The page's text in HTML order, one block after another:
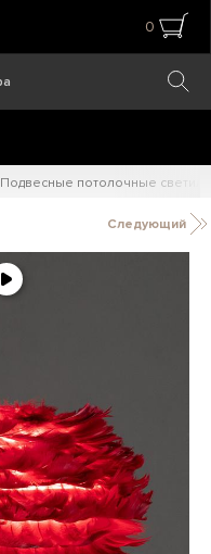
0
Подвесные потолочные
Следующий